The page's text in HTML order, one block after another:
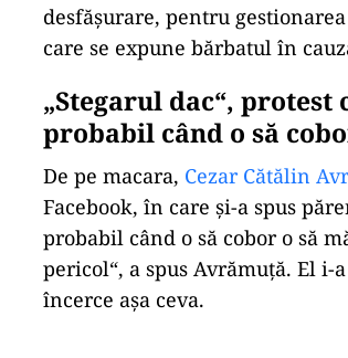
desfășurare, pentru
care se expune bărbatul în
„Stegarul dac“, protest
probabil când o să
De pe macara, Cezar Cătălin
Facebook, în care și-a spus
probabil când o să cobor o să
pericol“, a spus Avrămuță. El
încerce așa ceva.